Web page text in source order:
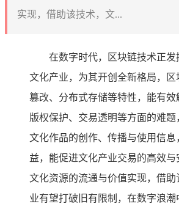
实现，借助该技术，文...
在数字时代，区块链技术正
文化产业，为其开创全新格局，
篡改、分布式存储等特性，能有效
版权保护、交易透明等方面的难题
文化作品的创作、传播与使用信息
益，能促进文化产业交易的高效与
文化资源的流通与价值实现，借助
业有望打破旧有限制，在数字浪潮